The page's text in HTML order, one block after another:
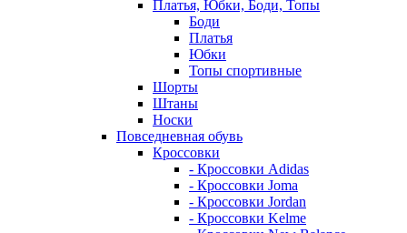
Платья, Юбки, Боди, Топы
Боди
Платья
Юбки
Топы спортивные
Шорты
Штаны
Носки
Повседневная обувь
Кроссовки
- Кроссовки Adidas
- Кроссовки Joma
- Кроссовки Jordan
- Кроссовки Kelme